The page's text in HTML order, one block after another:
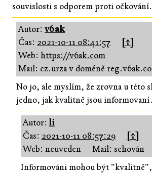
souvislosti s odporem proti očkování.
Autor:v6ak
Čas: 2021-10-11 08:41:57
[↑]
Web:https://v6ak.com
Mail: cz.urza v doméně
No jo, ale myslím, že zrovna u této
jedno, jak kvalitně jsou
Autor:li
Čas: 2021-10-11 08:57:29
[↑]
Web: neuveden
Mail: schován
Informováni mohou být